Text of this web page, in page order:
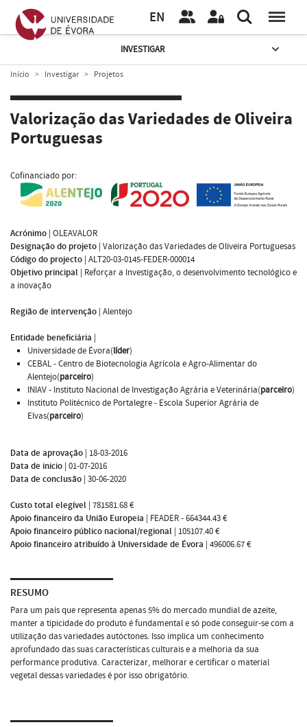
EN
INVESTIGAR
Início Investigar Projetos
Valorização das Variedades de Oliveira
Portuguesas
Cofinanciado por:
Acrónimo | OLEAVALOR
Designação do projeto | Valorização das Variedades de Oliveira Portuguesas
Código do projecto | ALT20-03-0145-FEDER-000014
Objetivo principal | Reforçar a Investigação, o desenvolvimento tecnológico e
a inovação
Região de intervenção | Alentejo
Entidade beneficiária |
Universidade de Évora(líder)
CEBAL - Centro de Biotecnologia Agrícola e Agro-Alimentar do
Alentejo(parceiro)
INIAV - Instituto Nacional de Investigação Agrária e Veterinária(parceiro)
Instituto Politécnico de Portalegre - Escola Superior Agrária de
Elvas(parceiro)
Data de aprovação | 18-03-2016
Data de inicio | 01-07-2016
Data de conclusão | 30-06-2020
Custo total elegível | 781581.68 €
Apoio financeiro da União Europeia | FEADER - 664344.43 €
Apoio financeiro público nacional/regional | 105107.40 €
Apoio financeiro atribuído à Universidade de Évora | 496006.67 €
RESUMO
Para um país que representa apenas 5% do mercado mundial de azeite,
manter a tipicidade do produto é fundamental e só pode conseguir-se com a
utilização das variedades autóctones. Isso implica um conhecimento
aprofundado das suas características culturais e a melhoria da sua
performance produtiva. Caracterizar, melhorar e certificar o material
vegetal dessas variedades é por isso obrigatório.